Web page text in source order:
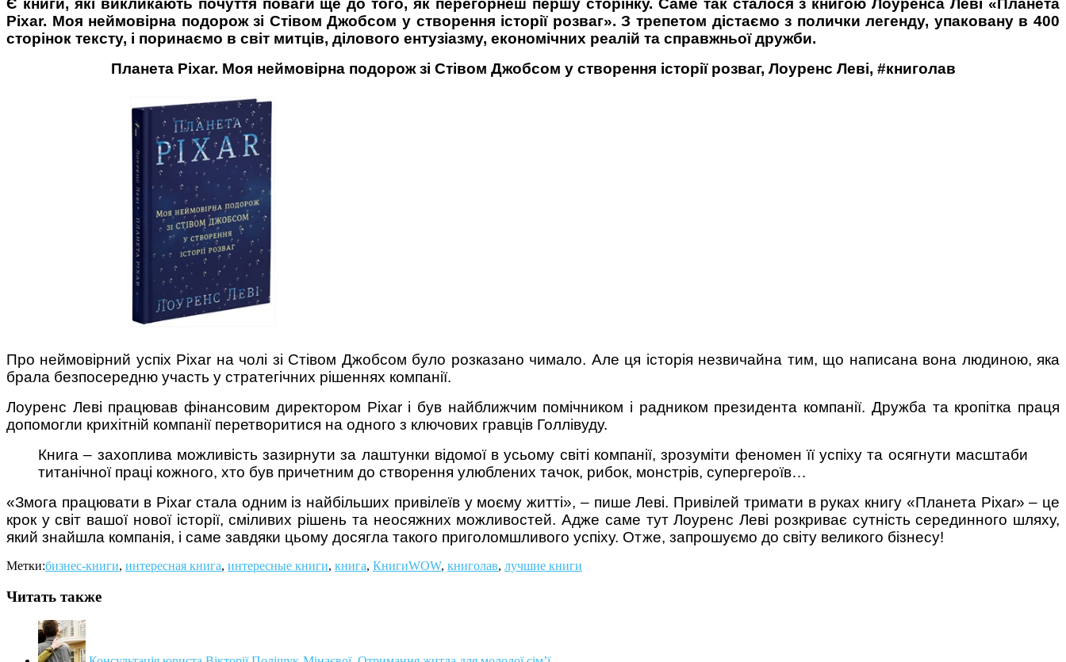
Материнське вигорання: як
Як підготувати дитину до
навчального року? Поради
особистісний розвиток в
декреті
Ми запитали у зіркових
Є книги, які викликають почуття поваги ще до того, як перегорнеш першу сторінку. Саме так сталося з книгою Лоуренса Леві «Планета
Pixar. Моя неймовірна подорож зі Стівом Джобсом у створення історії розваг». З трепетом дістаємо з полички легенду, упаковану в 400
сторінок тексту, і поринаємо в світ митців, ділового ентузіазму, економічних реалій та справжньої дружби.
Планета Pixar. Моя неймовірна подорож зі Стівом Джобсом у створення історії розваг, Лоуренс Леві, #книголав
Про неймовірний успіх Pixar на чолі зі Стівом Джобсом було розказано чимало. Але ця історія незвичайна тим, що написана вона людиною, яка
брала безпосередню участь у стратегічних рішеннях компанії.
Лоуренс Леві працював фінансовим директором Pixar і був найближчим помічником і радником президента компанії. Дружба та кропітка праця
допомогли крихітній компанії перетворитися на одного з ключових гравців Голлівуду.
Книга – захоплива можливість зазирнути за лаштунки відомої в усьому світі компанії, зрозуміти феномен її успіху та осягнути масштаби
титанічної праці кожного, хто був причетним до створення улюблених тачок, рибок, монстрів, супергероїв…
«Змога працювати в Pixar стала одним із найбільших привілеїв у моєму житті», – пише Леві. Привілей тримати в руках книгу «Планета Pixar» – це
крок у світ вашої нової історії, сміливих рішень та неосяжних можливостей. Адже саме тут Лоуренс Леві розкриває сутність серединного шляху,
який знайшла компанія, і саме завдяки цьому досягла такого приголомшливого успіху. Отже, запрошуємо до світу великого бізнесу!
Метки:бизнес-книги, интересная книга, интересные книги, книга, КнигиWOW, книголав, лучшие книги
Читать также